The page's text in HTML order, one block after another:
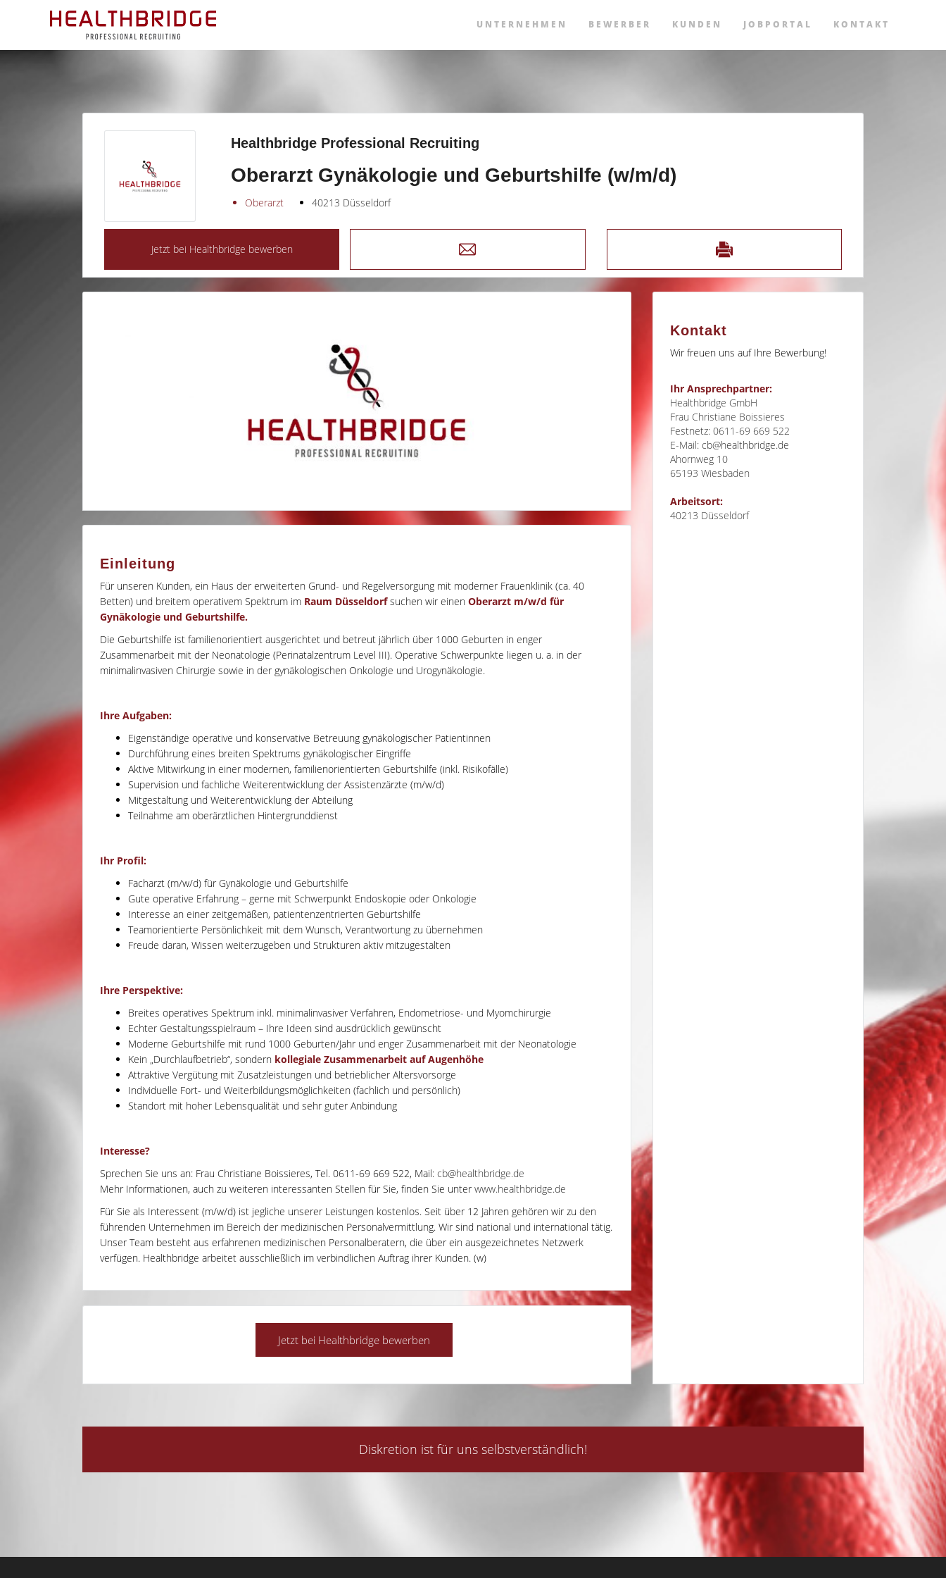
UNTERNEHMEN BEWERBER KUNDEN JOBPORTAL KONTAKT
Healthbridge Professional Recruiting
Oberarzt Gynäkologie und Geburtshilfe (w/m/d)
Oberarzt 40213 Düsseldorf
Einleitung
Für unseren Kunden, ein Haus der erweiterten Grund- und Regelversorgung mit moderner Frauenklinik (ca. 40
Betten) und breitem operativem Spektrum im Raum Düsseldorfsuchen wir einen Oberarzt m/w/d für
Gynäkologie und Geburtshilfe.
Die Geburtshilfe ist familienorientiert ausgerichtet und betreut jährlich über 1000 Geburten in enger
Zusammenarbeit mit der Neonatologie (Perinatalzentrum Level III). Operative Schwerpunkte liegen u. a. in der
minimalinvasiven Chirurgie sowie in der gynäkologischen Onkologie und Urogynäkologie.
Ihre Aufgaben:
Eigenständige operative und konservative Betreuung gynäkologischer Patientinnen
Durchführung eines breiten Spektrums gynäkologischer Eingriffe
Aktive Mitwirkung in einer modernen, familienorientierten Geburtshilfe (inkl. Risikofälle)
Supervision und fachliche Weiterentwicklung der Assistenzärzte (m/w/d)
Mitgestaltung und Weiterentwicklung der Abteilung
Teilnahme am oberärztlichen Hintergrunddienst
Ihr Profil:
Facharzt (m/w/d) für Gynäkologie und Geburtshilfe
Gute operative Erfahrung – gerne mit Schwerpunkt Endoskopie oder Onkologie
Interesse an einer zeitgemäßen, patientenzentrierten Geburtshilfe
Teamorientierte Persönlichkeit mit dem Wunsch, Verantwortung zu übernehmen
Freude daran, Wissen weiterzugeben und Strukturen aktiv mitzugestalten
Ihre Perspektive:
Breites operatives Spektrum inkl. minimalinvasiver Verfahren, Endometriose- und Myomchirurgie
Echter Gestaltungsspielraum – Ihre Ideen sind ausdrücklich gewünscht
Moderne Geburtshilfe mit rund 1000 Geburten/Jahr und enger Zusammenarbeit mit der Neonatologie
Kein „Durchlaufbetrieb“, sondern kollegiale Zusammenarbeit auf Augenhöhe
Attraktive Vergütung mit Zusatzleistungen und betrieblicher Altersvorsorge
Individuelle Fort- und Weiterbildungsmöglichkeiten (fachlich und persönlich)
Standort mit hoher Lebensqualität und sehr guter Anbindung
Interesse?
Sprechen Sie uns an: Frau Christiane Boissieres, Tel. 0611-69 669 522, Mail: cb@healthbridge.de
Mehr Informationen, auch zu weiteren interessanten Stellen für Sie, finden Sie unter www.healthbridge.de
Für Sie als Interessent (m/w/d) ist jegliche unserer Leistungen kostenlos. Seit über 12 Jahren gehören wir zu den
führenden Unternehmen im Bereich der medizinischen Personalvermittlung. Wir sind national und international tätig.
Unser Team besteht aus erfahrenen medizinischen Personalberatern, die über ein ausgezeichnetes Netzwerk
verfügen. Healthbridge arbeitet ausschließlich im verbindlichen Auftrag ihrer Kunden. (w)
Kontakt
Wir freuen uns auf Ihre Bewerbung!
Ihr Ansprechpartner:
Healthbridge GmbH
Frau Christiane Boissieres
Festnetz: 0611-69 669 522
E-Mail: cb@healthbridge.de
Ahornweg 10
65193 Wiesbaden
Arbeitsort:
40213 Düsseldorf
Diskretion ist für uns selbstverständlich!